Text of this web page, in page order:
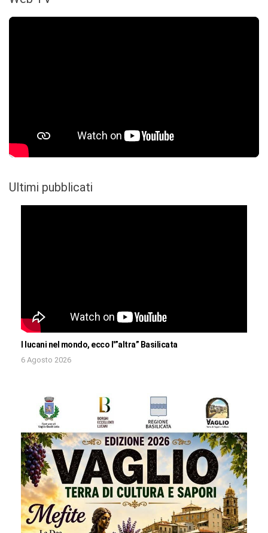
Ultimi pubblicati
I lucani nel mondo, ecco l'”altra” Basilicata
6 Agosto 2026